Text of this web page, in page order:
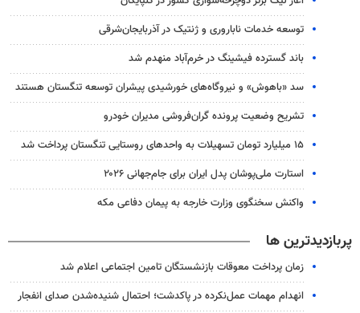
توسعه خدمات ناباروری و ژنتیک در آذربایجان‌شرقی
باند گسترده فیشینگ در خرم‌آباد منهدم شد
سد «باهوش» و نیروگاه‌های خورشیدی پیشران توسعه تنگستان هستند
تشریح وضعیت پرونده گران‌فروشی مدیران خودرو
۱۵ میلیارد تومان تسهیلات به واحدهای روستایی تنگستان پرداخت شد
استارت ملی‌پوشان پدل ایران برای جام‌جهانی ۲۰۲۶
واکنش سخنگوی وزارت خارجه به پیمان دفاعی مکه
پربازدیدترین ها
زمان پرداخت معوقات بازنشستگان تامین اجتماعی اعلام شد
انهدام مهمات عمل‌نکرده در پاکدشت؛ احتمال شنیده‌شدن صدای انفجار